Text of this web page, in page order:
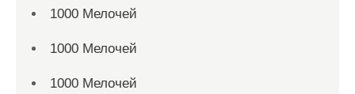
1000 Мелочей
1000 Мелочей
1000 Мелочей